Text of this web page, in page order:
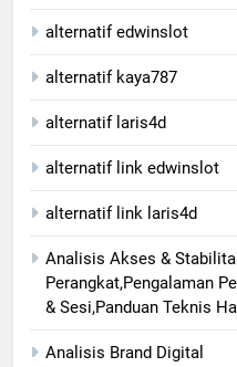
alternatif edwinslot
alternatif kaya787
alternatif laris4d
alternatif link edwinslot
alternatif link laris4d
Analisis Akses &
Perangkat,Pengalaman
& Sesi,Panduan Teknis
Analisis Brand Digital